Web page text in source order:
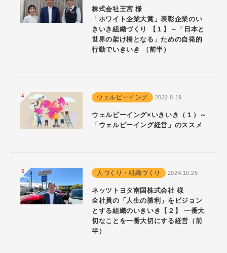
株式会社王宮 様
「ホワイト企業大賞」表彰企業のい
きいき組織づくり 【１】～「日本と
世界の架け橋となる」ための自発的
行動でいきいき （前半）
ウェルビーイング 2022.8.19
ウェルビーイング×いきいき（１）～
「ウェルビーイング経営」のススメ
人づくり・組織づくり 2024.10.25
ネッツトヨタ南国株式会社 様
全社員の「人生の勝利」をビジョン
とする組織のいきいき【２】 一番大
切なことを一番大切にする経営（前
半）